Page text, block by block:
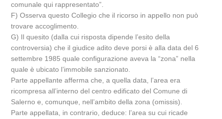
comunale qui rappresentato”.
F) Osserva questo Collegio che il ricorso in appello non può
trovare accoglimento.
G) Il quesito (dalla cui risposta dipende l’esito della
controversia) che il giudice adito deve porsi è alla data del 6
settembre 1985 quale configurazione aveva la “zona” nella
quale è ubicato l’immobile sanzionato.
Parte appellante afferma che, a quella data, l’area era
ricompresa all’interno del centro edificato del Comune di
Salerno e, comunque, nell’ambito della zona (omissis).
Parte appellata, in contrario, deduce: l’area su cui ricade